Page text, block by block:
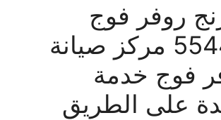
روفر فوج
55445363 مركز صيانة
فوج خدمة
على الطريق